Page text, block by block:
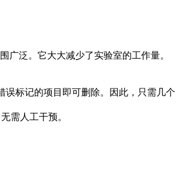
广泛。它大大减少了实验室的工作量。
标记的项目即可删除。因此，只需几个
需人工干预。